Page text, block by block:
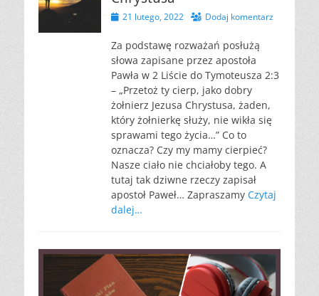
Opublikowano
21 lutego, 2022 Dodaj komentarz
Za podstawę rozważań posłużą
słowa zapisane przez apostoła
Pawła w 2 Liście do Tymoteusza 2:3
– „Przetoż ty cierp, jako dobry
żołnierz Jezusa Chrystusa, żaden,
który żołnierkę służy, nie wikła się
sprawami tego życia…” Co to
oznacza? Czy my mamy cierpieć?
Nasze ciało nie chciałoby tego. A
tutaj tak dziwne rzeczy zapisał
apostoł Paweł… Zapraszamy Czytaj
dalej…